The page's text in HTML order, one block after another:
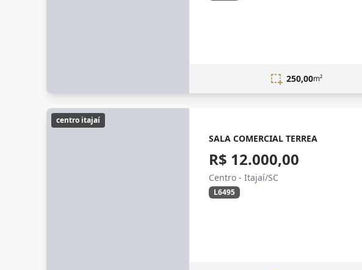
250,00m²
centro itajaí
SALA COMERCIAL TERREA
R$ 12.000,00
Centro - Itajaí/SC
L6495